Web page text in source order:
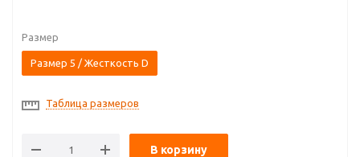
Размер
Размер 5 / Жесткость D
Таблица размеров
В корзину